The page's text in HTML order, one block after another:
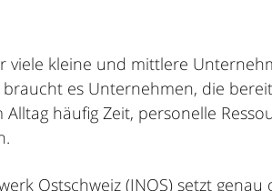
viele kleine und mittlere
braucht es Unternehmen, die
Alltag häufig Zeit, personelle
Ostschweiz (INOS) setzt